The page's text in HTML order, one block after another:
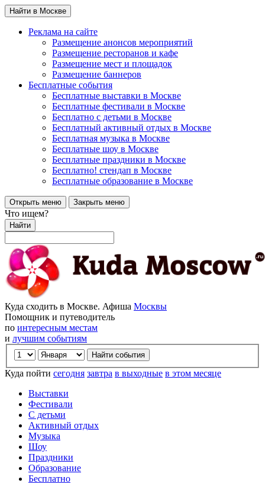
Найти в Москве
Реклама на сайте
Размещение анонсов мероприятий
Размещение ресторанов и кафе
Размещение мест и площадок
Размещение баннеров
Бесплатные события
Бесплатные выставки в Москве
Бесплатные фестивали в Москве
Бесплатно с детьми в Москве
Бесплатный активный отдых в Москве
Бесплатная музыка в Москве
Бесплатные шоу в Москве
Бесплатные праздники в Москве
Бесплатно! стендап в Москве
Бесплатные образование в Москве
Открыть меню Закрыть меню
Что ищем?
Найти
Куда сходить в Москве. Афиша Москвы
Помощник и путеводитель
по интересным местам
и лучшим событиям
Куда пойти сегодня завтра в выходные в этом месяце
Выставки
Фестивали
С детьми
Активный отдых
Музыка
Шоу
Праздники
Образование
Бесплатно